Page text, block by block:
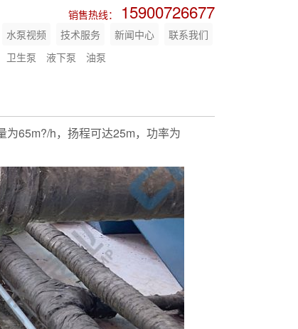
销售热线： 15900726677
水泵视频 技术服务 新闻中心
联系我们
卫生泵 液下泵 油泵
为65m?/h，扬程可达25m，功率为